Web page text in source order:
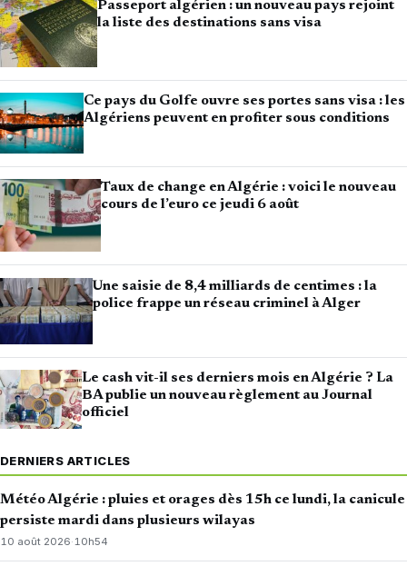
Passeport algérien : un nouveau pays rejoint
la liste des destinations sans visa
Ce pays du Golfe ouvre ses portes sans visa : les
Algériens peuvent en profiter sous conditions
Taux de change en Algérie : voici le nouveau
cours de l’euro ce jeudi 6 août
Une saisie de 8,4 milliards de centimes : la
police frappe un réseau criminel à Alger
Le cash vit-il ses derniers mois en Algérie ? La
BA publie un nouveau règlement au Journal
officiel
DERNIERS ARTICLES
Météo Algérie : pluies et orages dès 15h ce lundi, la canicule
persiste mardi dans plusieurs wilayas
10 août 2026· 10h54